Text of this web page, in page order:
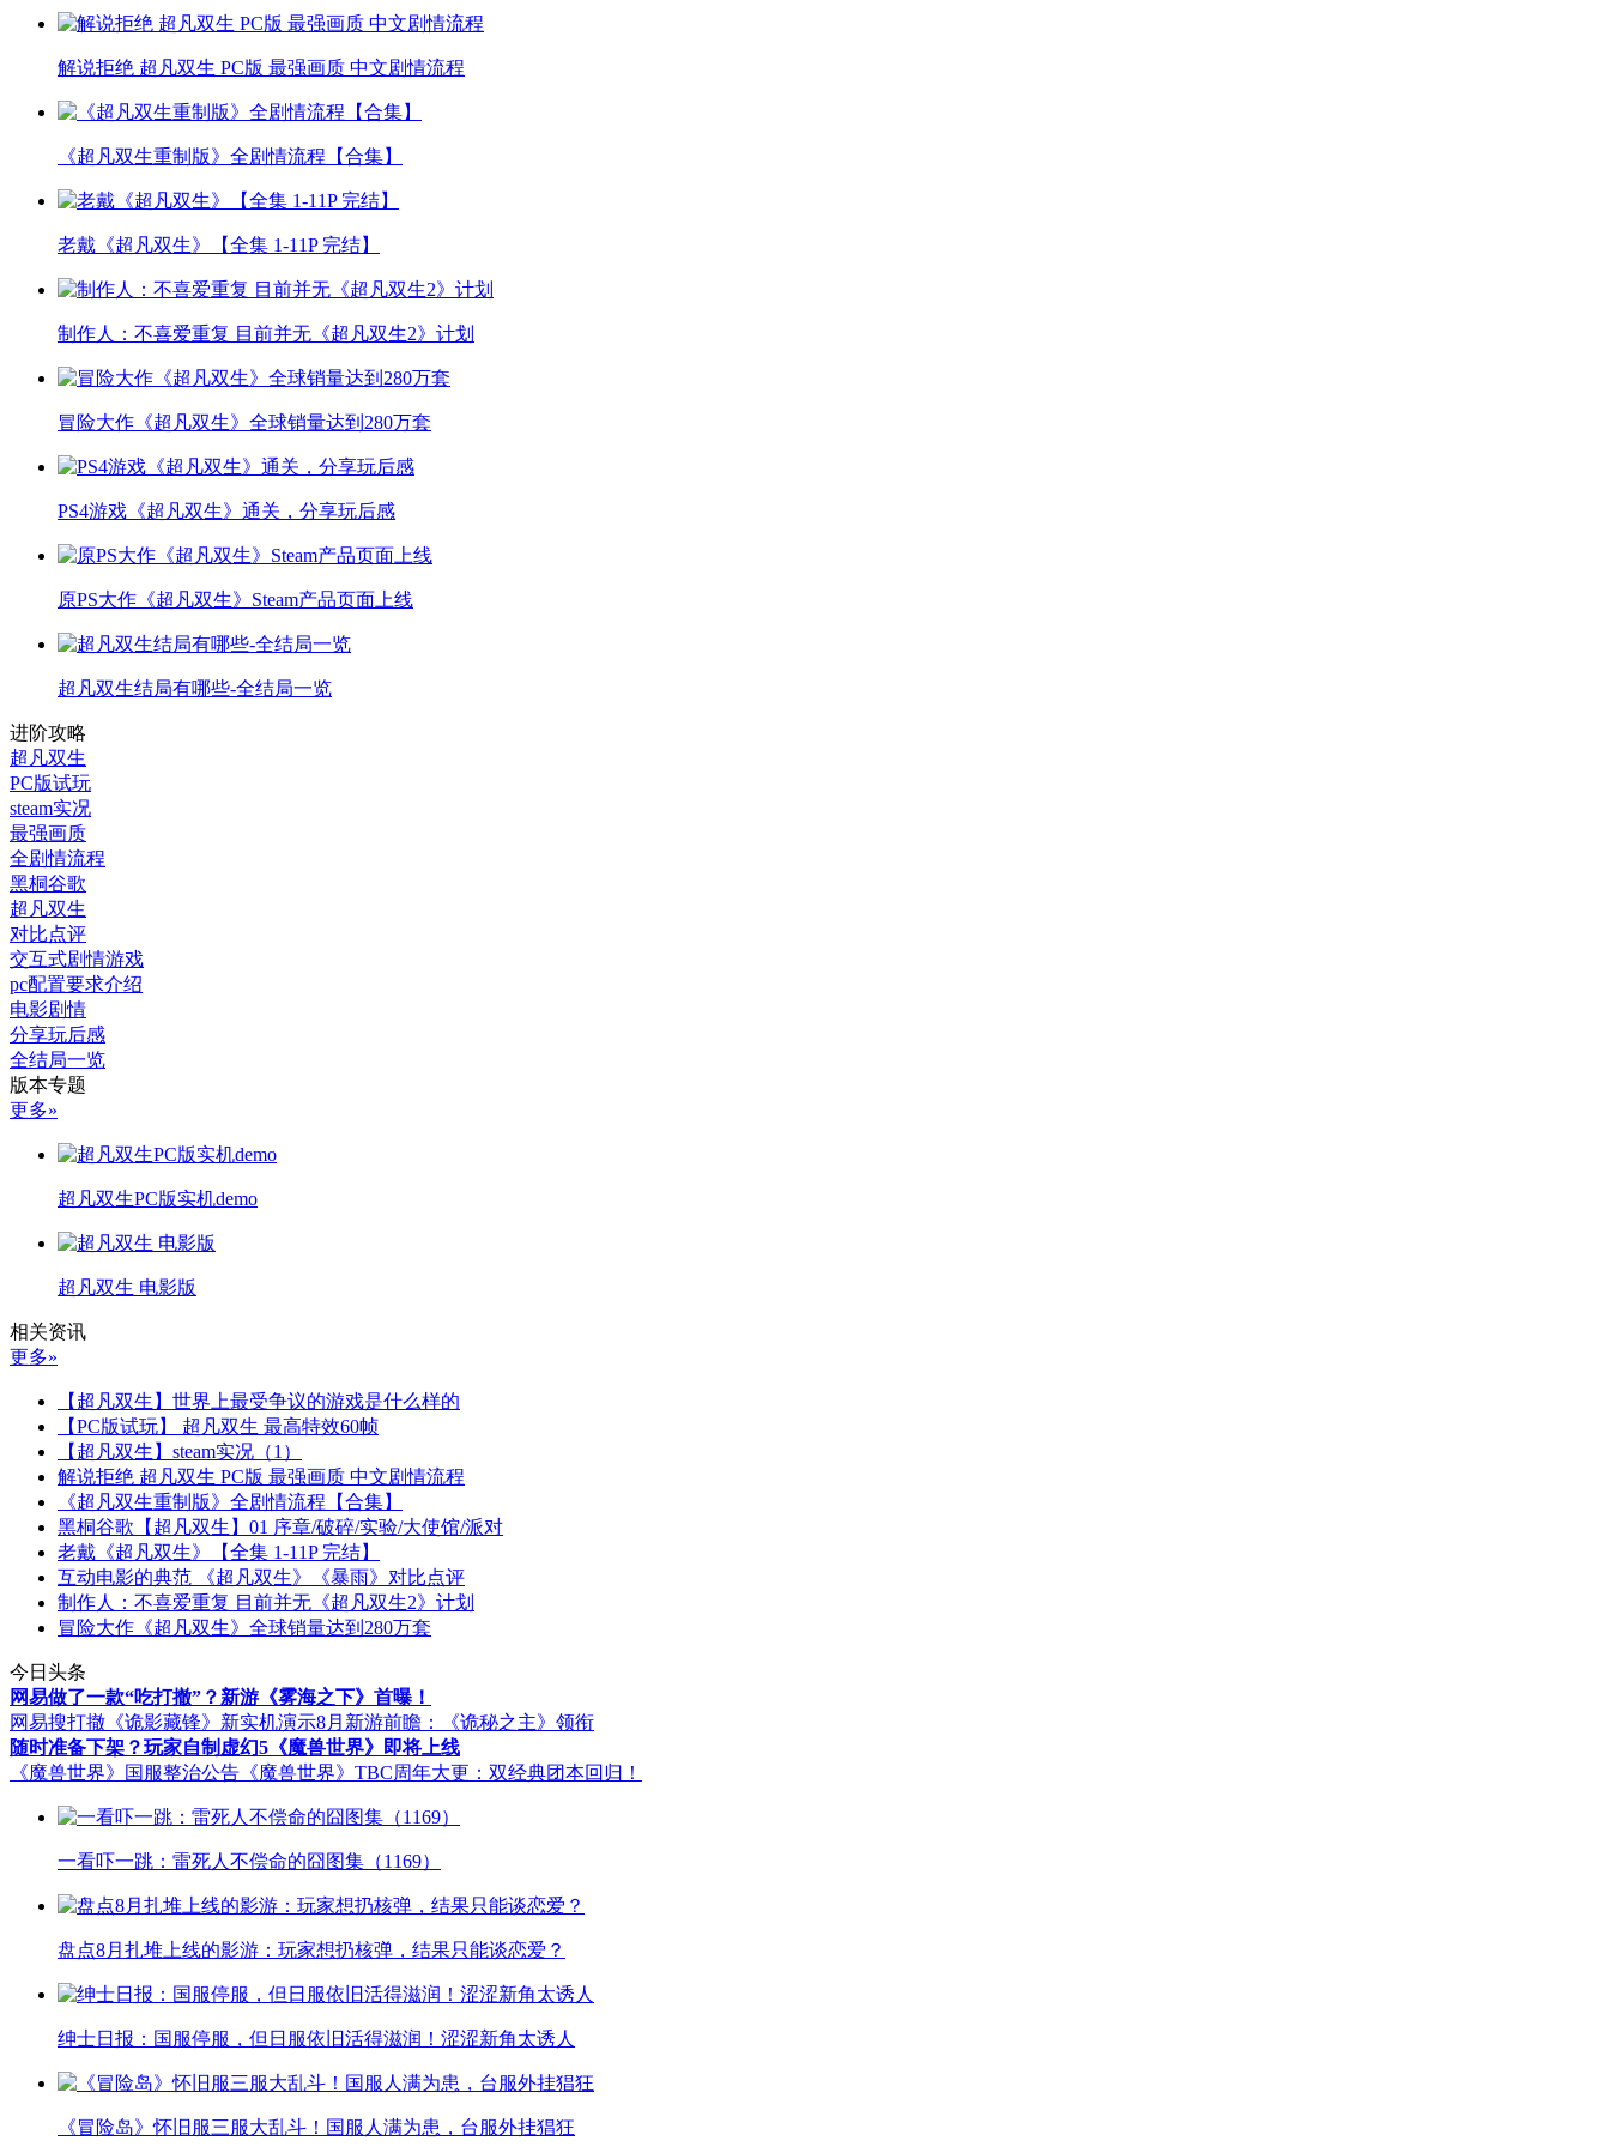
解说拒绝 超凡双生 PC版 最强画质 中文剧情流程
《超凡双生重制版》全剧情流程【合集】
老戴《超凡双生》【全集 1-11P 完结】
制作人：不喜爱重复 目前并无《超凡双生2》计划
冒险大作《超凡双生》全球销量达到280万套
PS4游戏《超凡双生》通关，分享玩后感
原PS大作《超凡双生》Steam产品页面上线
超凡双生结局有哪些-全结局一览
进阶攻略
超凡双生
PC版试玩
steam实况
最强画质
全剧情流程
黑桐谷歌
超凡双生
对比点评
交互式剧情游戏
pc配置要求介绍
电影剧情
分享玩后感
全结局一览
版本专题
更多»
超凡双生PC版实机demo
超凡双生 电影版
相关资讯
更多»
【超凡双生】世界上最受争议的游戏是什么样的
【PC版试玩】 超凡双生 最高特效60帧
【超凡双生】steam实况（1）
解说拒绝 超凡双生 PC版 最强画质 中文剧情流程
《超凡双生重制版》全剧情流程【合集】
黑桐谷歌【超凡双生】01 序章/破碎/实验/大使馆/派对
老戴《超凡双生》【全集 1-11P 完结】
互动电影的典范 《超凡双生》《暴雨》对比点评
制作人：不喜爱重复 目前并无《超凡双生2》计划
冒险大作《超凡双生》全球销量达到280万套
今日头条
网易做了一款“吃打撤”？新游《雾海之下》首曝！
网易搜打撤《诡影藏锋》新实机演示8月新游前瞻：《诡秘之主》领衔
随时准备下架？玩家自制虚幻5《魔兽世界》即将上线
《魔兽世界》国服整治公告 《魔兽世界》TBC周年大更：双经典团本回归！
一看吓一跳：雷死人不偿命的囧图集（1169）
盘点8月扎堆上线的影游：玩家想扔核弹，结果只能谈恋爱？
绅士日报：国服停服，但日服依旧活得滋润！涩涩新角太诱人
《冒险岛》怀旧服三服大乱斗！国服人满为患，台服外挂猖狂